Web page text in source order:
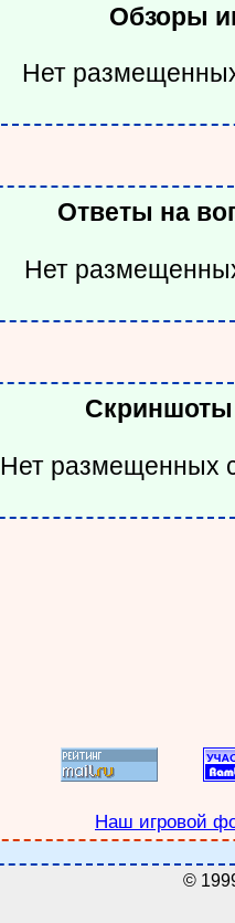
Обзоры
Нет
Ответы на
Нет
Скриншоты
Нет размещенных
Наш игровой
©